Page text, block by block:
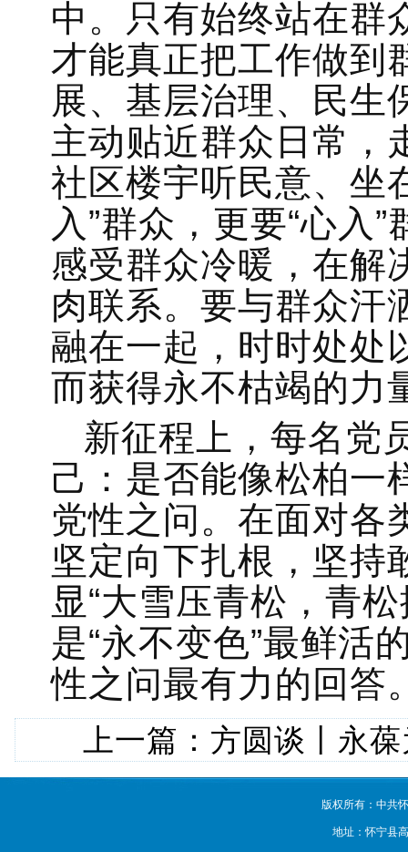
中。只有始终站在群
才能真正把工作做到
展、基层治理、民生
主动贴近群众日常，
社区楼宇听民意、坐
入”群众，更要“心入
感受群众冷暖，在解
肉联系。要与群众汗
融在一起，时时处处
而获得永不枯竭的力
新征程上，每名党
己：是否能像松柏一
党性之问。在面对各
坚定向下扎根，坚持
显“大雪压青松，青
是“永不变色”最鲜活
性之问最有力的回答
上一篇： 方圆谈丨永
版权所有：中共
地址：怀宁县